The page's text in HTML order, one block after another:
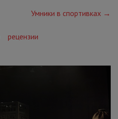
Умники в спортивках →
рецензии